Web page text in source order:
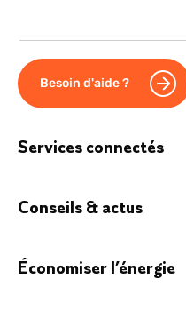
Besoin d'aide ?
Services connectés
Option Effacement
Conseils & actus
Économies d'énergie
Économiser l’énergie